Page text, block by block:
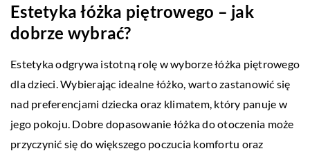
Estetyka łóżka piętrowego – jak
dobrze wybrać?
Estetyka odgrywa istotną rolę w wyborze łóżka piętrowego
dla dzieci. Wybierając idealne łóżko, warto zastanowić się
nad preferencjami dziecka oraz klimatem, który panuje w
jego pokoju. Dobre dopasowanie łóżka do otoczenia może
przyczynić się do większego poczucia komfortu oraz